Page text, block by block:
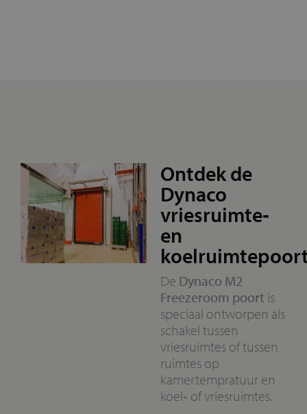
Ontdek de
Dynaco
vriesruimte‑
en
De Dynaco M2
Freezeroom poort is
speciaal ontworpen als
schakel tussen
vriesruimtes of tussen
ruimtes op
kamertempratuur en
koel‑ of vriesruimtes.